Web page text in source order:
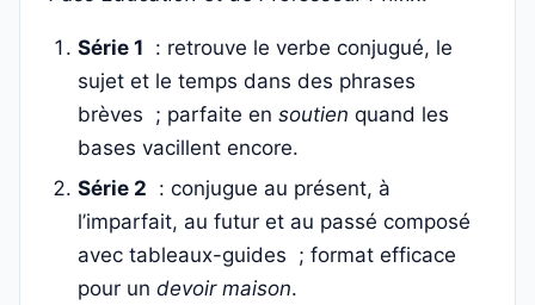
Série 1 : retrouve le verbe conjugué, le
sujet et le temps dans des phrases
brèves ; parfaite en soutien quand les
bases vacillent encore.
Série 2 : conjugue au présent, à
l’imparfait, au futur et au passé composé
avec tableaux-guides ; format efficace
pour un devoir maison.